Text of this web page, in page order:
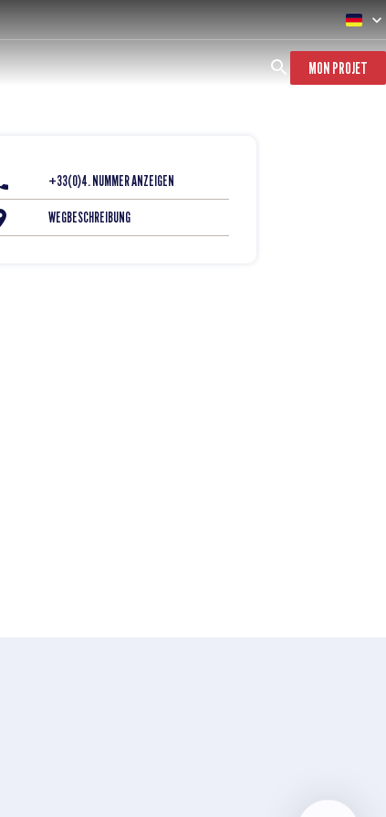
MON PROJET
+33(0)4. NUMMER ANZEIGEN
WEGBESCHREIBUNG